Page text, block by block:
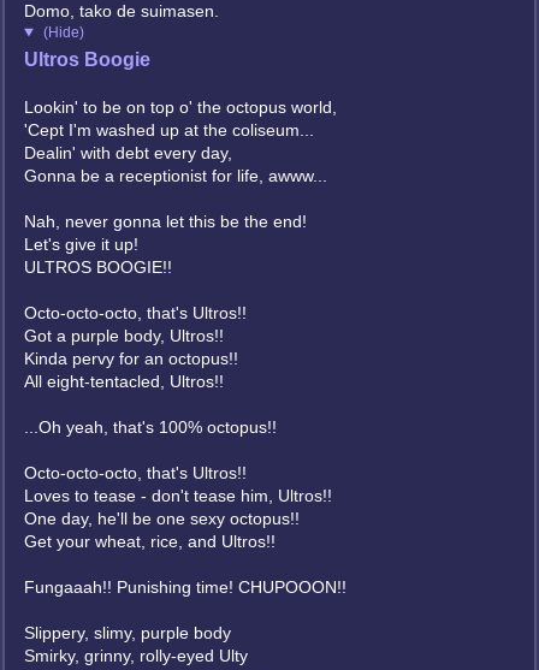
Domo, tako de suimasen.
(Hide)
Ultros Boogie
Lookin' to be on top o' the octopus world,
'Cept I'm washed up at the coliseum...
Dealin' with debt every day,
Gonna be a receptionist for life, awww...
Nah, never gonna let this be the end!
Let's give it up!
ULTROS BOOGIE!!
Octo-octo-octo, that's Ultros!!
Got a purple body, Ultros!!
Kinda pervy for an octopus!!
All eight-tentacled, Ultros!!
...Oh yeah, that's 100% octopus!!
Octo-octo-octo, that's Ultros!!
Loves to tease - don't tease him, Ultros!!
One day, he'll be one sexy octopus!!
Get your wheat, rice, and Ultros!!
Fungaaah!! Punishing time! CHUPOOON!!
Slippery, slimy, purple body
Smirky, grinny, rolly-eyed Ulty